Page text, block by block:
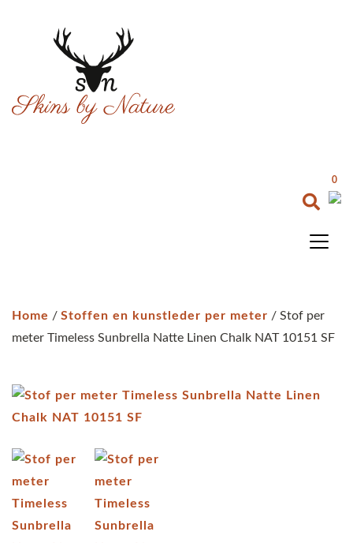
0
Home / Stoffen en kunstleder per meter / Stof per
meter Timeless Sunbrella Natte Linen Chalk NAT 10151 SF